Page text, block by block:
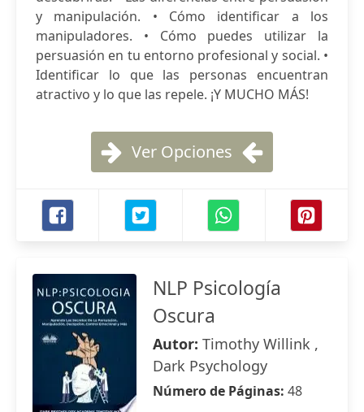
y manipulación. • Cómo identificar a los
manipuladores. • Cómo puedes utilizar la
persuasión en tu entorno profesional y social. •
Identificar lo que las personas encuentran
atractivo y lo que las repele. ¡Y MUCHO MÁS!
Ver Opciones
NLP Psicología
Oscura
Autor: Timothy Willink ,
Dark Psychology
Número de Páginas: 48